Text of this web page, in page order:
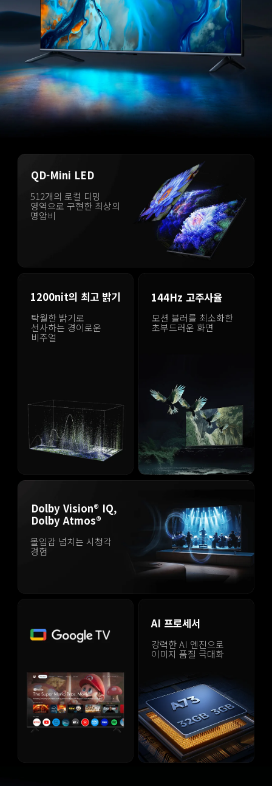
QD-Mini LED
512개의 로컬 디밍
영역으로 구현한 최상의
명암비
1200nit의 최고 밝기
탁월한 밝기로
선사하는 경이로운
비주얼
144Hz 고주사율
모션 블러를 최소화한
초부드러운 화면
Dolby Vision® IQ,
Dolby Atmos®
몰입감 넘치는 시청각
경험
AI 프로세서
강력한 AI 엔진으로
이미지 품질 극대화